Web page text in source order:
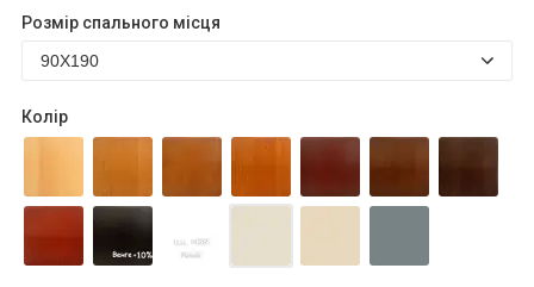
Розмір спального місця
Колір